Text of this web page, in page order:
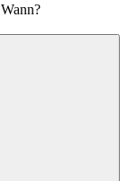
Wann?